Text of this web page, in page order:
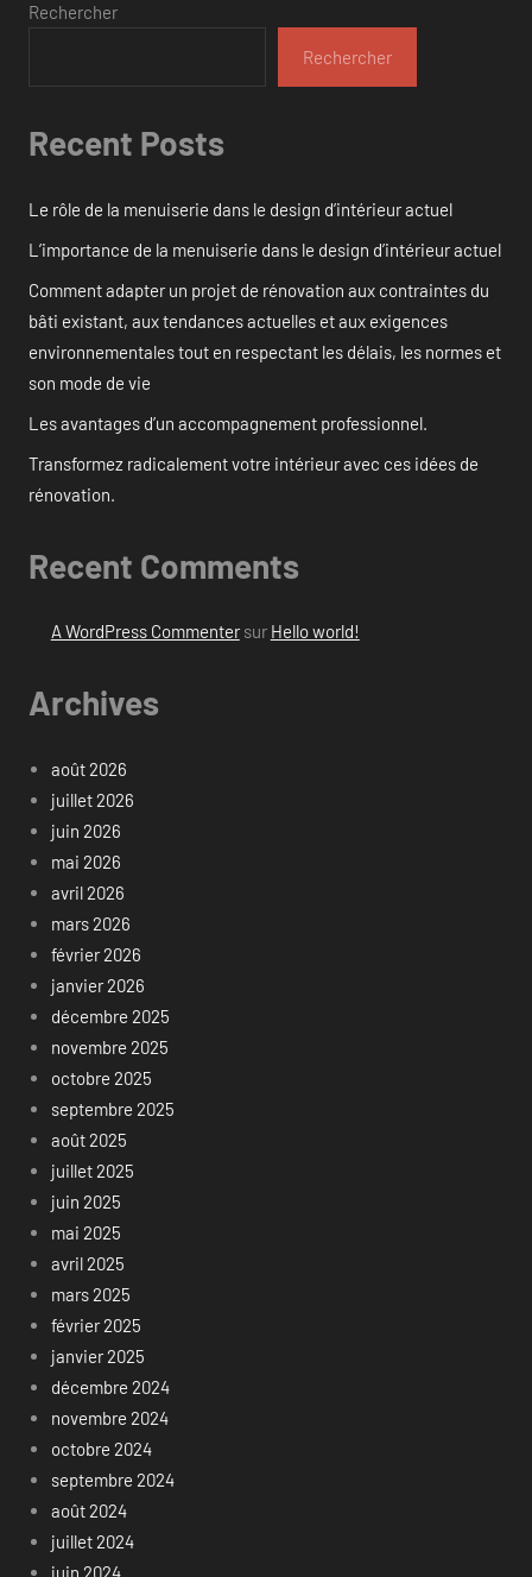
Rechercher
Rechercher
Recent Posts
Le rôle de la menuiserie dans le design d’intérieur actuel
L’importance de la menuiserie dans le design d’intérieur actuel
Comment adapter un projet de rénovation aux contraintes du
bâti existant, aux tendances actuelles et aux exigences
environnementales tout en respectant les délais, les normes et
son mode de vie
Les avantages d’un accompagnement professionnel.
Transformez radicalement votre intérieur avec ces idées de
rénovation.
Recent Comments
A WordPress Commentersur Hello world!
Archives
août 2026
juillet 2026
juin 2026
mai 2026
avril 2026
mars 2026
février 2026
janvier 2026
décembre 2025
novembre 2025
octobre 2025
septembre 2025
août 2025
juillet 2025
juin 2025
mai 2025
avril 2025
mars 2025
février 2025
janvier 2025
décembre 2024
novembre 2024
octobre 2024
septembre 2024
août 2024
juillet 2024
juin 2024